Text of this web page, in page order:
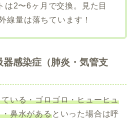
は2〜6ヶ月で交換。見た目
線量は落ちています！
感染症（肺炎・気管支
いる・ゴロゴロ・ヒューヒュ
鼻水があるといった場合は呼